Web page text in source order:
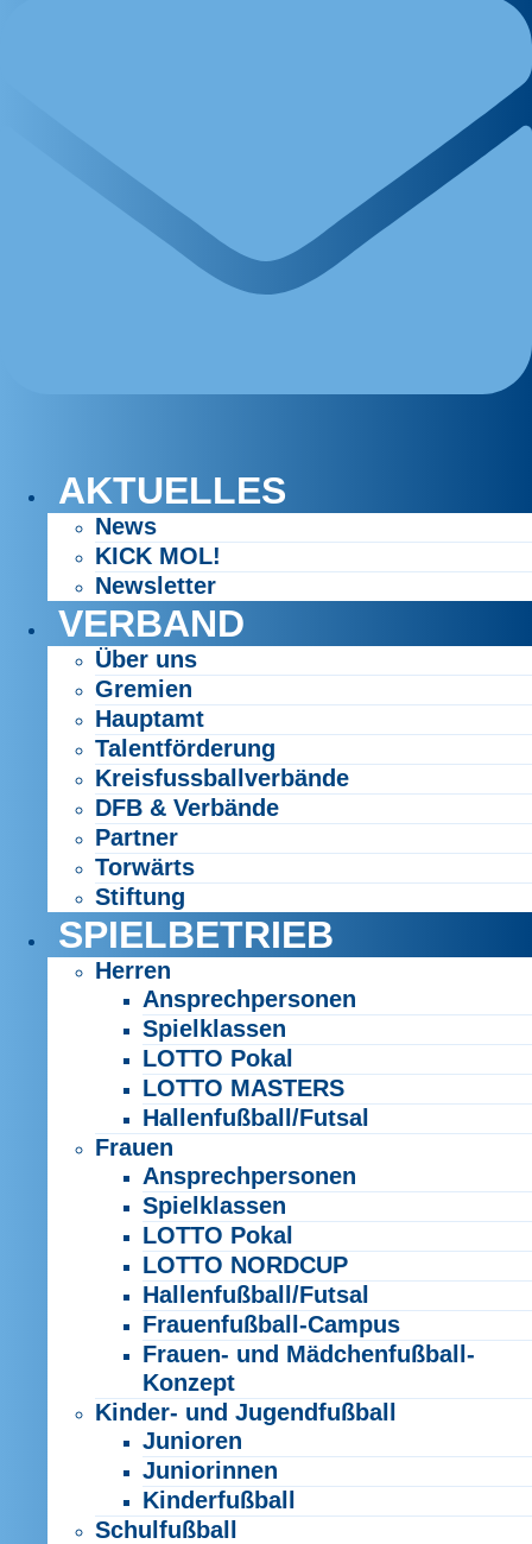
AKTUELLES
News
KICK MOL!
Newsletter
VERBAND
Über uns
Gremien
Hauptamt
Talentförderung
Kreisfussballverbände
DFB & Verbände
Partner
Torwärts
Stiftung
SPIELBETRIEB
Herren
Ansprechpersonen
Spielklassen
LOTTO Pokal
LOTTO MASTERS
Hallenfußball/Futsal
Frauen
Ansprechpersonen
Spielklassen
LOTTO Pokal
LOTTO NORDCUP
Hallenfußball/Futsal
Frauenfußball-Campus
Frauen- und Mädchenfußball-
Konzept
Kinder- und Jugendfußball
Junioren
Juniorinnen
Kinderfußball
Schulfußball